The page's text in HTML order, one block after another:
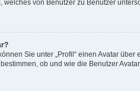
welches von Benutzer zu Benutzer
Sie unter „Profil“ einen Avatar
ob und wie die Benutzer